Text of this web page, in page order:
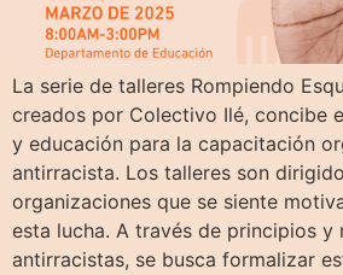
La serie de talleres Rompiendo
creados por Colectivo Ilé, concibe
y educación para la capacitación
antirracista. Los talleres son
organizaciones que se siente
esta lucha. A través de principios y
antirracistas, se busca formalizar